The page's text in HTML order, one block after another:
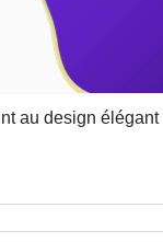
au design élégant